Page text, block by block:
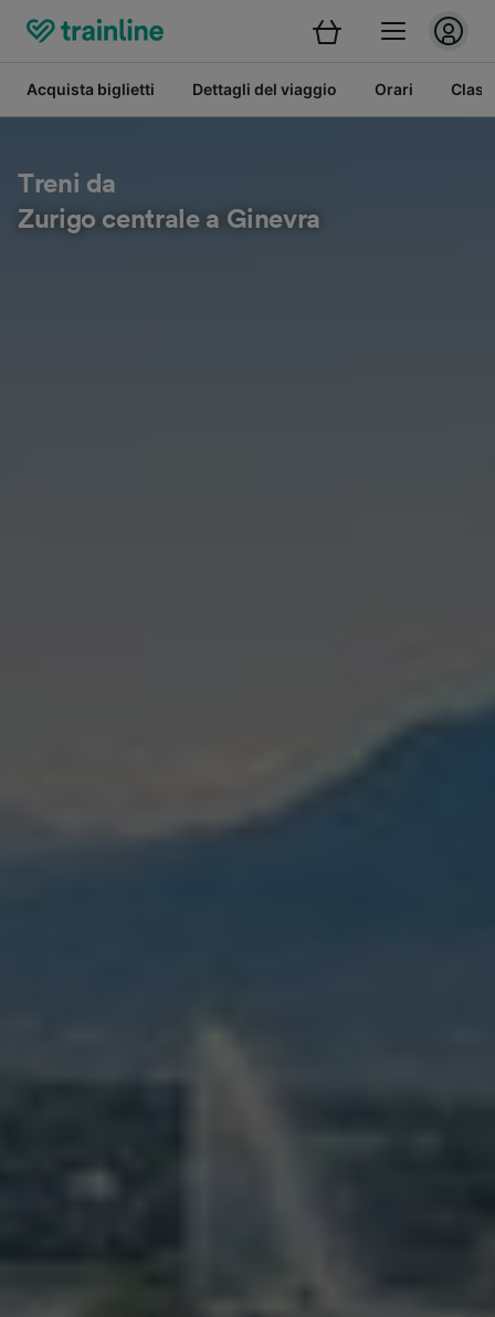
Acquista biglietti Dettagli del viaggio Orari
Treni da
Zurigo centrale a Ginevra